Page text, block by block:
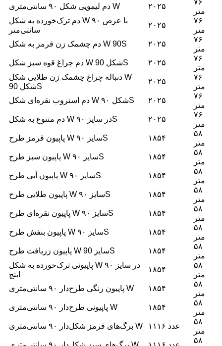
دم لیمویی شکل ۹۰ سانتی‌متری W
۲۰۲۵
۷۶
متر
دم ترک‌خورده به شکل W با عرض ۹۰
سانتی‌متر
۲۰۲۵
۷۶
متر
دم چشمک زن قرمز به شکل W 90S
۲۰۲۵
۷۶
متر
دم چراغ قوه سبز شکل W شکل 90S
۲۰۲۵
۷۶
متر
دنباله چراغ چشمک زن طلایی شکل W
شکل 90S
۲۰۲۵
۷۶
متر
دم استروب نقره‌ای شکل W شکل ۹۰S
۲۰۲۵
۷۶
متر
دم متنوع به شکل W در سایز ۹۰S
۲۰۲۵
۷۶
متر
پاپیون قرمز طرح W سایز ۹۰S
۱۸۵۴
۵۸
متر
پاپیون سبز طرح W سایز ۹۰S
۱۸۵۴
۵۸
متر
پاپیون آبی طرح W سایز ۹۰S
۱۸۵۴
۵۸
متر
پاپیون طلایی طرح W سایز ۹۰S
۱۸۵۴
۵۸
متر
پاپیون نقره‌ای طرح W سایز ۹۰S
۱۸۵۴
۵۸
متر
پاپیون بنفش طرح W سایز ۹۰S
۱۸۵۴
۵۸
متر
پاپیون زربافت طرح W سایز 90S
۱۸۵۴
۵۸
متر
پاپیونی ترک‌خورده به شکل W در سایز ۹۰
اینچ
۱۸۵۴
۵۸
متر
پاپیون رنگی طرح‌دار ۹۰ سانتی‌متری W
۱۸۵۴
۵۸
متر
پاپیونی طرح‌دار ۹۰ سانتی‌متری W
۱۸۵۴
۵۸
متر
برگ‌های قرمز شکل‌دار ۹۰ سانتی‌متری W
۱۱۱۶ عدد
۵۸
متر
۵۸